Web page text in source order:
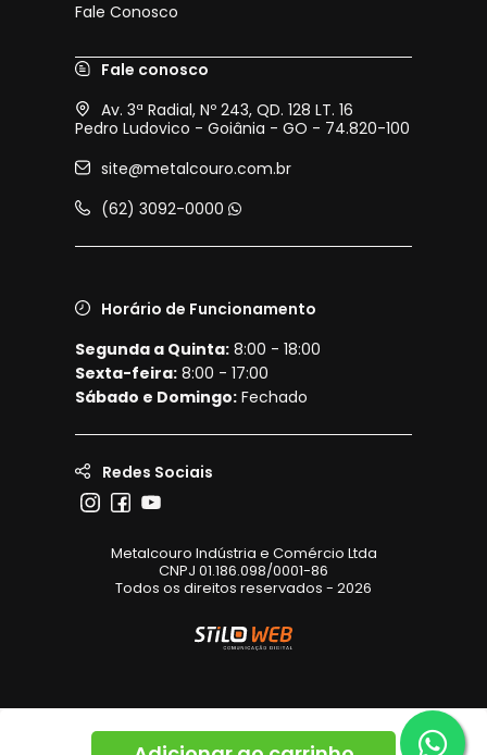
Fale Conosco
Fale conosco
Av. 3ª Radial, Nº 243, QD. 128 LT. 16
Pedro Ludovico - Goiânia - GO - 74.820-100
site@metalcouro.com.br
(62) 3092-0000
Horário de Funcionamento
Segunda a Quinta: 8:00 - 18:00
Sexta-feira: 8:00 - 17:00
Sábado e Domingo: Fechado
Redes Sociais
Metalcouro Indústria e Comércio Ltda
CNPJ 01.186.098/0001-86
Todos os direitos reservados - 2026